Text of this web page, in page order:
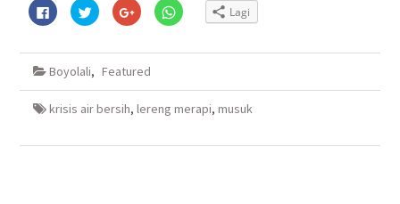
Klik
untuk
membagikan
Facebook(Membuka
jendela
yang
baru)
Klik
untuk
berbagi
Twitter(Membuka
jendela
baru)
Klik
untuk
berbagi
Google+
di
yang
baru)
Klik
untuk
WhatsApp(Membuka
baru)
Lagi
Boyolali, Featured
krisis air bersih, lereng merapi, musuk